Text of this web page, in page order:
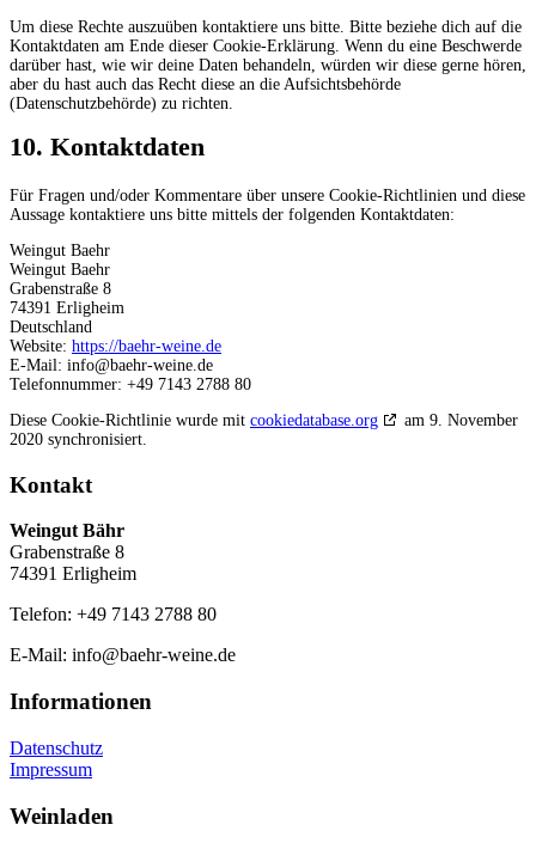
Um diese Rechte auszuüben kontaktiere uns bitte. Bitte beziehe dich auf die
Kontaktdaten am Ende dieser Cookie-Erklärung. Wenn du eine Beschwerde
darüber hast, wie wir deine Daten behandeln, würden wir diese gerne hören,
aber du hast auch das Recht diese an die Aufsichtsbehörde
(Datenschutzbehörde) zu richten.
10. Kontaktdaten
Für Fragen und/oder Kommentare über unsere Cookie-Richtlinien und diese
Aussage kontaktiere uns bitte mittels der folgenden Kontaktdaten:
Weingut Baehr
Weingut Baehr
Grabenstraße 8
74391 Erligheim
Deutschland
Website: https://baehr-weine.de
E-Mail: info@baehr-weine.de
Telefonnummer: +49 7143 2788 80
Diese Cookie-Richtlinie wurde mit cookiedatabase.org
am 9. November
2020 synchronisiert.
Kontakt
Weingut Bähr
Grabenstraße 8
74391 Erligheim
Telefon: +49 7143 2788 80
E-Mail: info@baehr-weine.de
Informationen
Datenschutz
Impressum
Weinladen